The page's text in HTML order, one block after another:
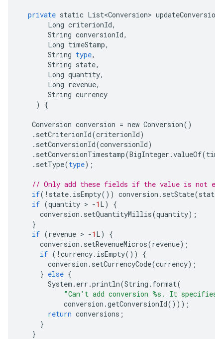
private static List<Conversion>
Long criterionId,
String conversionId,
Long timeStamp,
String type,
String state,
Long quantity,
Long revenue,
String currency
)
{
Conversion conversion = new Conversion()
. setCriterionId(criterionId)
. setConversionId(conversionId)
. setConversionTimestamp(BigInteger .valueOf(
. setType(type);
// Only add these fields if the value is not
if(! state. isEmpty()) conversion . setState(state
if (quantity > -1 L)
{
conversion . setQuantityMillis(quantity);
}
if (revenue > -1 L)
{
conversion . setRevenueMicros(revenue);
if (! currency. isEmpty())
{
conversion . setCurrencyCode(currency);
} else {
System . err .println(String . format(
"Can't add conversion %s. It specifies
conversion .getConversionId()));
return conversions ;
}
}